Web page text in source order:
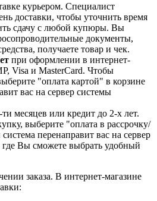
курьером. Специалист
доставки, чтобы уточнить время
сдачу с любой купюры. Вы
документы,
получаете товар и чек.
при оформлении в интернет-
Visa и MasterCard. Чтобы
"оплата картой" в корзине
вас на сервер системы
ти месяцев или кредит до 2-х лет.
выберите "оплата в рассрочку/
перенаправит вас на сервер
Вы сможете выбрать удобный
заказа. В интернет-магазине